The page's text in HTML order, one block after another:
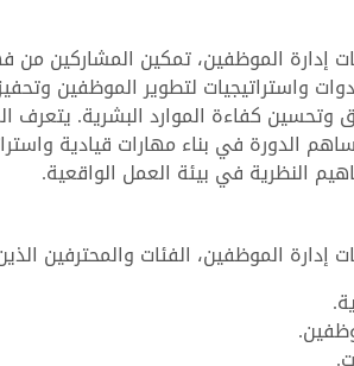
إدارة الموظفين، تمكين المشاركين من
واستراتيجيات لتطوير الموظفين
وتحسين كفاءة الموارد البشرية. يتعرف
الدورة في بناء مهارات قيادية
النظرية في بيئة العمل الواقعية.
إدارة الموظفين، الفئات والمحترفين